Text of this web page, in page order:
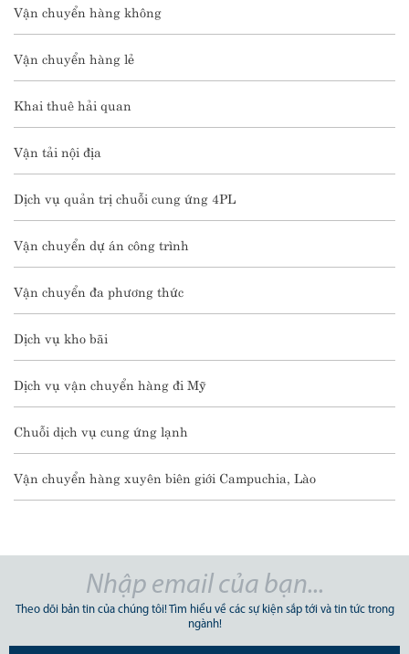
Vận chuyển hàng không
Vận chuyển hàng lẻ
Khai thuê hải quan
Vận tải nội địa
Dịch vụ quản trị chuỗi cung ứng 4PL
Vận chuyển dự án công trình
Vận chuyển đa phương thức
Dịch vụ kho bãi
Dịch vụ vận chuyển hàng đi Mỹ
Chuỗi dịch vụ cung ứng lạnh
Vận chuyển hàng xuyên biên giới Campuchia, Lào
Theo dõi bản tin của chúng tôi! Tìm hiểu về các sự kiện sắp tới và tin tức trong
ngành!